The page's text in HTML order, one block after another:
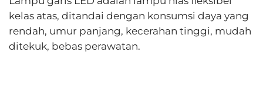
kelas atas, ditandai dengan konsumsi daya yang
rendah, umur panjang, kecerahan tinggi, mudah
ditekuk, bebas perawatan.